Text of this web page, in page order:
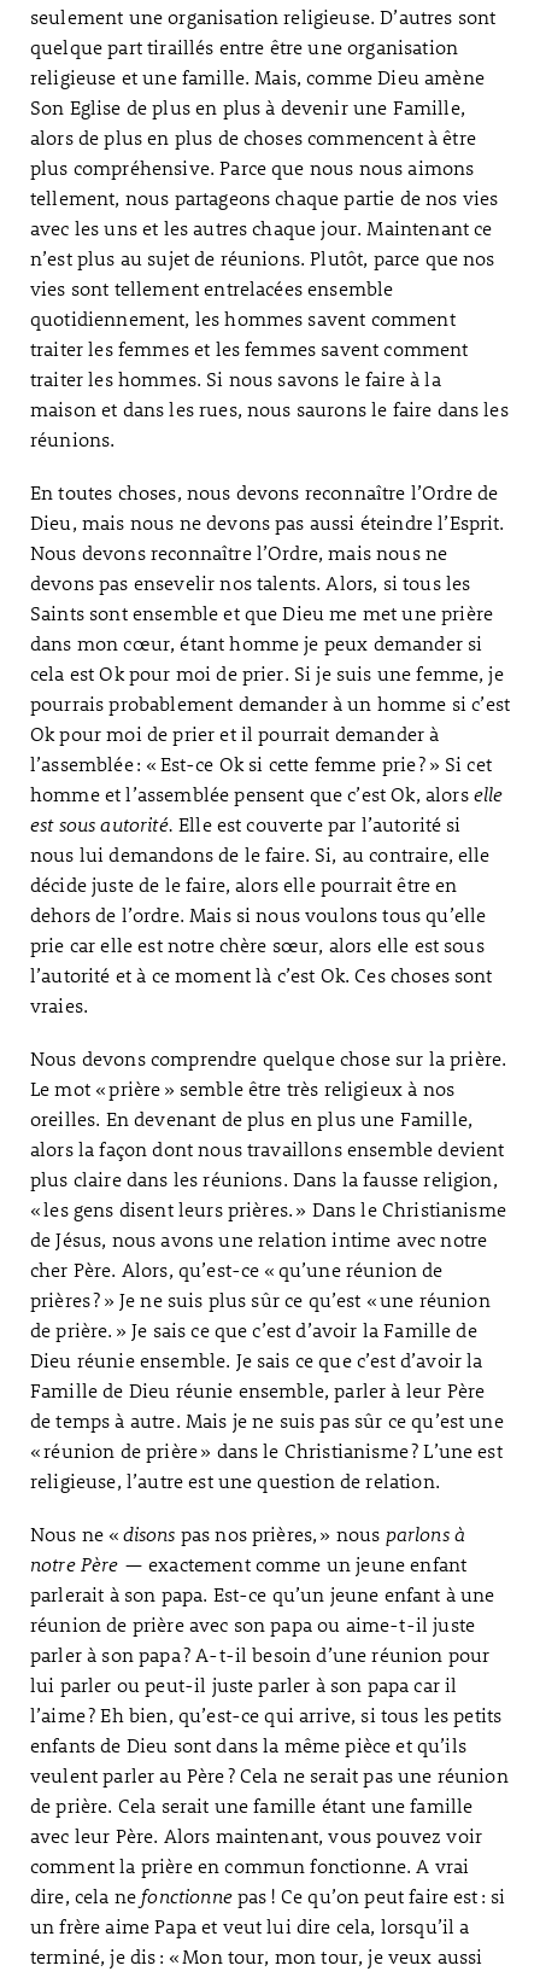
seulement une organisation religieuse. D’autres sont
quelque part tiraillés entre être une organisation
religieuse et une famille. Mais, comme Dieu amène
Son Eglise de plus en plus à devenir une Famille,
alors de plus en plus de choses commencent à être
plus compréhensive. Parce que nous nous aimons
tellement, nous partageons chaque partie de nos vies
avec les uns et les autres chaque jour. Maintenant ce
n’est plus au sujet de réunions. Plutôt, parce que nos
vies sont tellement entrelacées ensemble
quotidiennement, les hommes savent comment
traiter les femmes et les femmes savent comment
traiter les hommes. Si nous savons le faire à la
maison et dans les rues, nous saurons le faire dans les
réunions.
En toutes choses, nous devons reconnaître l’Ordre de
Dieu, mais nous ne devons pas aussi éteindre l’Esprit.
Nous devons reconnaître l’Ordre, mais nous ne
devons pas ensevelir nos talents. Alors, si tous les
Saints sont ensemble et que Dieu me met une prière
dans mon cœur, étant homme je peux demander si
cela est Ok pour moi de prier. Si je suis une femme, je
pourrais probablement demander à un homme si c’est
Ok pour moi de prier et il pourrait demander à
l’assemblée : « Est-ce Ok si cette femme prie ? » Si cet
homme et l’assemblée pensent que c’est Ok, alorselle
est sous autorité.Elle est couverte par l’autorité si
nous lui demandons de le faire. Si, au contraire, elle
décide juste de le faire, alors elle pourrait être en
dehors de l’ordre. Mais si nous voulons tous qu’elle
prie car elle est notre chère sœur, alors elle est sous
l’autorité et à ce moment là c’est Ok. Ces choses sont
vraies.
Nous devons comprendre quelque chose sur la prière.
Le mot « prière » semble être très religieux à nos
oreilles. En devenant de plus en plus une Famille,
alors la façon dont nous travaillons ensemble devient
plus claire dans les réunions. Dans la fausse religion,
« les gens disent leurs prières. » Dans le Christianisme
de Jésus, nous avons une relation intime avec notre
cher Père. Alors, qu’est-ce « qu’une réunion de
prières ? » Je ne suis plus sûr ce qu’est « une réunion
de prière. » Je sais ce que c’est d’avoir la Famille de
Dieu réunie ensemble. Je sais ce que c’est d’avoir la
Famille de Dieu réunie ensemble, parler à leur Père
de temps à autre. Mais je ne suis pas sûr ce qu’est une
« réunion de prière » dans le Christianisme ? L’une est
religieuse, l’autre est une question de relation.
Nous ne «disons pas nos prières, » nous parlons à
notre Père — exactement comme un jeune enfant
parlerait à son papa. Est-ce qu’un jeune enfant à une
réunion de prière avec son papa ou aime-t-il juste
parler à son papa ? A-t-il besoin d’une réunion pour
lui parler ou peut-il juste parler à son papa car il
l’aime ? Eh bien, qu’est-ce qui arrive, si tous les petits
enfants de Dieu sont dans la même pièce et qu’ils
veulent parler au Père ? Cela ne serait pas une réunion
de prière. Cela serait une famille étant une famille
avec leur Père. Alors maintenant, vous pouvez voir
comment la prière en commun fonctionne. A vrai
dire, cela ne fonctionnepas ! Ce qu’on peut faire est : si
un frère aime Papa et veut lui dire cela, lorsqu’il a
terminé, je dis : « Mon tour, mon tour, je veux aussi